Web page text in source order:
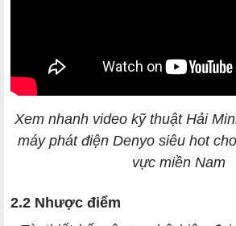
Xem nhanh video kỹ thuật Hải
máy phát điện Denyo siêu hot
vực miền Nam
2.2 Nhược điểm